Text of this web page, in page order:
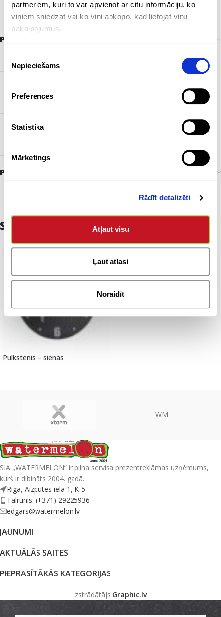
partneriem, kuri to var apvienot ar citu informāciju, ko
viņiem sniedzat vai ko viņi apkopo, kad lietojat viņu
pakalpojumus.
izvēle
Nepieciešams
Preferences
Statistika
Mārketings
Rādīt detalizēti
Atļaut visu
Ļaut atlasi
Noraidīt
Papildu informācija
Balts
POWERBANKAS KAPACITĀTE 10000 mAh
Preces pasūtīšana un piegāde
Saistītie produkti
Pulkstenis – sienas
WM
SIA „WATERMELON” ir pilna servisa prezentreklāmas uzņēmums,
kurš ir dibināts 2004. gadā.
Rīga, Aizputes iela 1, K-5
Tālrunis: (+371) 29225936
edgars@watermelon.lv
JAUNUMI
AKTUĀLĀS SAITES
PIEPRASĪTĀKĀS KATEGORIJAS
Izstrādātājs Graphic.lv.